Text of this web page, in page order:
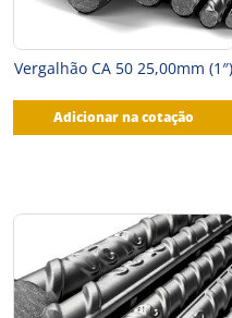
Vergalhão CA 50 25,00mm (1″)
Adicionar na cotação